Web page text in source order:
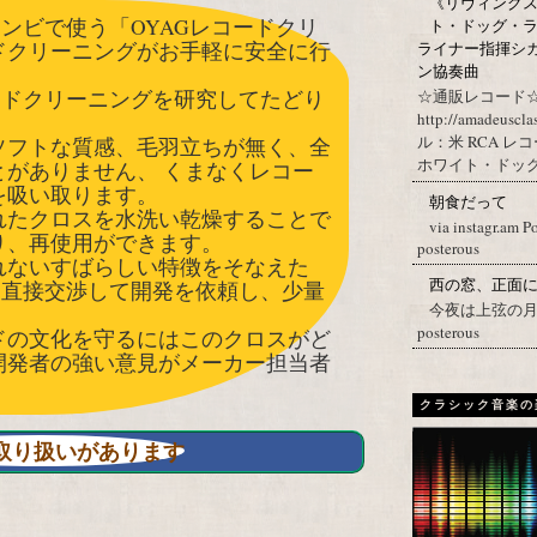
ビで使う「OYAGレコードクリ
リーニングがお手軽に安全に行
クリーニングを研究してたどり
トな質感、毛羽立ちが無く、全
ありません、 くまなくレコー
い取ります。
クロスを水洗い乾燥することで
再使用ができます。
いすばらしい特徴をそなえた
接交渉して開発を依頼し、少量
文化を守るにはこのクロスがど
者の強い意見がメーカー担当者
り扱いがあります
ト・ドッグ・
ライナー指揮シ
ン協奏曲
☆通販レコード
http://
ル：米 RCA レ
ホワイト・ドッ
朝食だって
via instagr.am
posterous
西の窓、正面
今夜は上弦の
posterous
クラシック音楽